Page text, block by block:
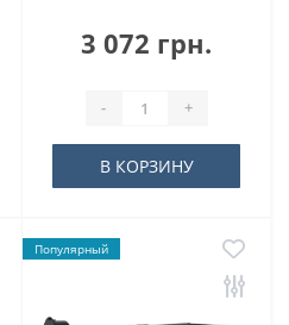
3 072 грн.
- +
В КОРЗИНУ
Популярный